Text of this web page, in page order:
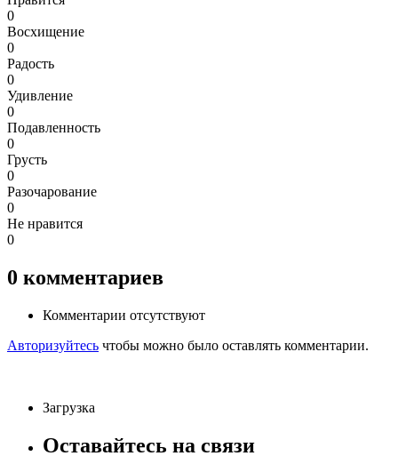
0
Восхищение
0
Радость
0
Удивление
0
Подавленность
0
Грусть
0
Разочарование
0
Не нравится
0
0 комментариев
Комментарии отсутствуют
Авторизуйтесь чтобы можно было оставлять комментарии.
Загрузка
Оставайтесь на связи